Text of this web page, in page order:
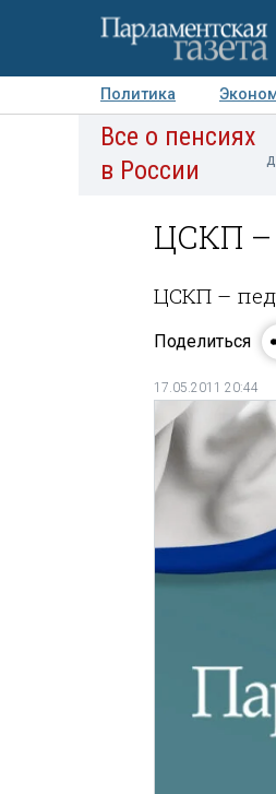
Политика
Авторы Персоны
Все о пенсиях
в России
ЦСКП –
ЦСКП –
Поделиться
17.05.2011 20:44